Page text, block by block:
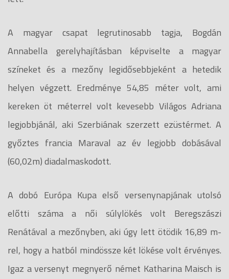
A magyar csapat legrutinosabb tagja, Bogdán
Annabella gerelyhajításban képviselte a magyar
színeket és a mezőny legidősebbjeként a hetedik
helyen végzett. Eredménye 54,85 méter volt, ami
kereken öt méterrel volt kevesebb Világos Adriana
legjobbjánál, aki Szerbiának szerzett ezüstérmet. A
győztes francia Maraval az év legjobb dobásával
(60,02m) diadalmaskodott.
A dobó Európa Kupa első versenynapjának utolsó
előtti száma a női súlylökés volt Beregszászi
Renátával a mezőnyben, aki úgy lett ötödik 16,89 m-
rel, hogy a hatból mindössze két lökése volt érvényes.
Igaz a versenyt megnyerő német Katharina Maisch is